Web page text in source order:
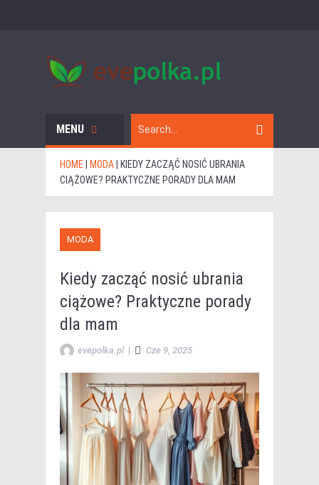
MENU
HOME | MODA| KIEDY ZACZĄĆ NOSIĆ UBRANIA
CIĄŻOWE? PRAKTYCZNE PORADY DLA MAM
MODA
Kiedy zacząć nosić ubrania
ciążowe? Praktyczne porady
dla mam
evepolka.pl | Cze 9, 2025